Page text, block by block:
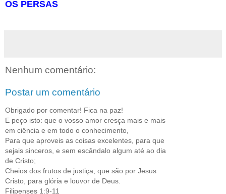
OS PERSAS
Nenhum comentário:
Postar um comentário
Obrigado por comentar! Fica na paz!
E peço isto: que o vosso amor cresça mais e mais
em ciência e em todo o conhecimento,
Para que aproveis as coisas excelentes, para que
sejais sinceros, e sem escândalo algum até ao dia
de Cristo;
Cheios dos frutos de justiça, que são por Jesus
Cristo, para glória e louvor de Deus.
Filipenses 1:9-11